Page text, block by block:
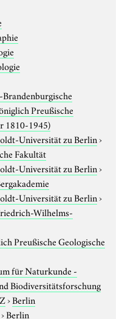
Preußische
1810-1945)
Universität zu Berlin›
Fakultät
Universität zu Berlin›
Universität zu Berlin›
Wilhelms-
Preußische Geologische
für Naturkunde -
Biodiversitätsforschung
›Berlin
Berlin